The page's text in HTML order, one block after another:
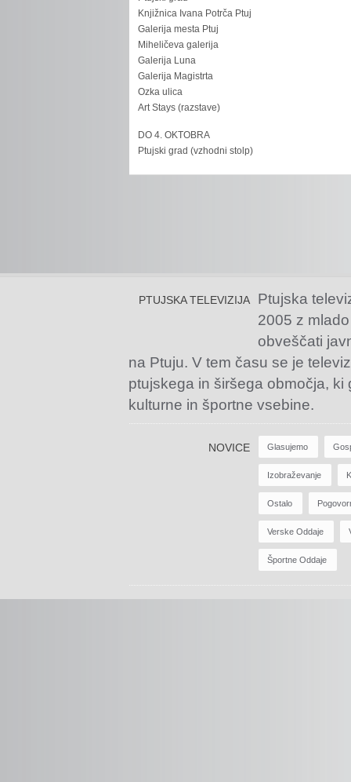
Knjižnica Ivana Potrča Ptuj
Galerija mesta Ptuj
Miheličeva galerija
Galerija Luna
Galerija Magistrta
Ozka ulica
Art Stays (razstave)
DO 4. OKTOBRA
Ptujski grad (vzhodni stolp)
PTUJSKA TELEVIZIJA
Ptujska
2005 z
obveščati
na Ptuju. V tem času se je
ptujskega in širšega območja,
kulturne in športne vsebine.
NOVICE Glasujemo
Izobraževanje
Ostalo
Verske Oddaje
Športne Oddaje